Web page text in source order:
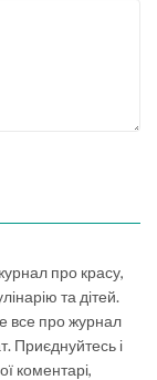
про красу,
та дітей.
все про журнал
Приєднуйтесь і
коментарі,